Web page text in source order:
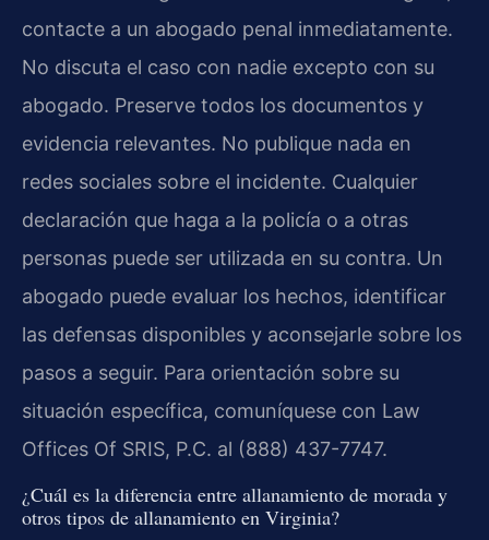
contacte a un abogado penal inmediatamente.
No discuta el caso con nadie excepto con su
abogado. Preserve todos los documentos y
evidencia relevantes. No publique nada en
redes sociales sobre el incidente. Cualquier
declaración que haga a la policía o a otras
personas puede ser utilizada en su contra. Un
abogado puede evaluar los hechos, identificar
las defensas disponibles y aconsejarle sobre los
pasos a seguir. Para orientación sobre su
situación específica, comuníquese con Law
Offices Of SRIS, P.C. al (888) 437-7747.
¿Cuál es la diferencia entre allanamiento de morada y
otros tipos de allanamiento en Virginia?